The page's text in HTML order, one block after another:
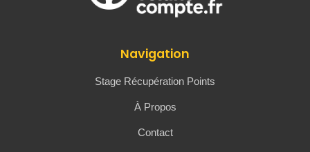
Navigation
Stage Récupération Points
À Propos
Contact